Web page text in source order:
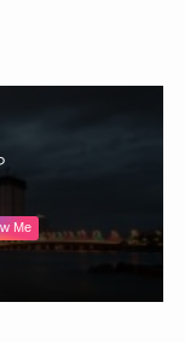
Me